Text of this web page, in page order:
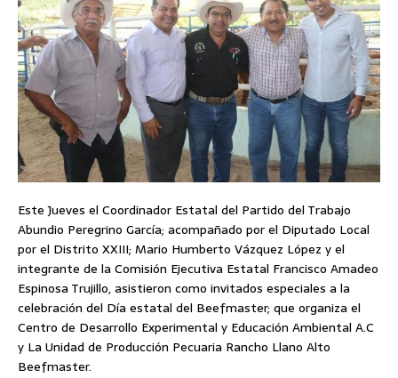
Este Jueves el Coordinador Estatal del Partido del Trabajo
Abundio Peregrino García; acompañado por el Diputado Local
por el Distrito XXIII; Mario Humberto Vázquez López y el
integrante de la Comisión Ejecutiva Estatal Francisco Amadeo
Espinosa Trujillo, asistieron como invitados especiales a la
celebración del Día estatal del Beefmaster; que organiza el
Centro de Desarrollo Experimental y Educación Ambiental A.C
y La Unidad de Producción Pecuaria Rancho Llano Alto
Beefmaster.